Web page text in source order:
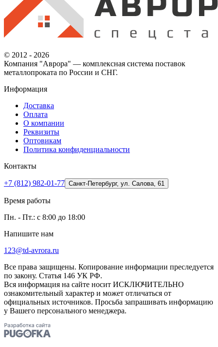
© 2012 - 2026
Компания "Аврора" — комплексная система поставок
металлопроката по России и СНГ.
Информация
Доставка
Оплата
О компании
Реквизиты
Оптовикам
Политика конфиденциальности
Контакты
+7 (812) 982-01-77 Санкт-Петербург, ул. Салова, 61
Время работы
Пн. - Пт.: с 8:00 до 18:00
Напишите нам
123@td-avrora.ru
Все права защищены. Копирование информации преследуется
по закону. Статья 146 УК РФ.
Вся информация на сайте носит ИСКЛЮЧИТЕЛЬНО
ознакомительный характер и может отличаться от
официальных источников. Просьба запрашивать информацию
у Вашего персонального менеджера.